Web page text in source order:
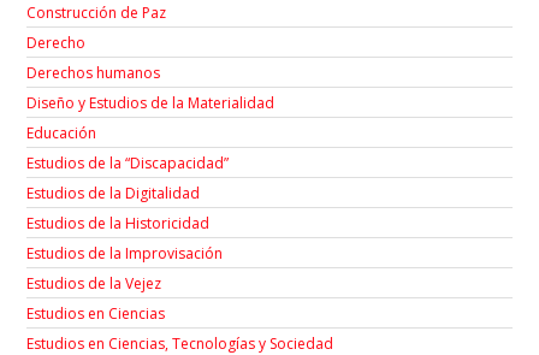
Construcción de Paz
Derecho
Derechos humanos
Diseño y Estudios de la Materialidad
Educación
Estudios de la “Discapacidad”
Estudios de la Digitalidad
Estudios de la Historicidad
Estudios de la Improvisación
Estudios de la Vejez
Estudios en Ciencias
Estudios en Ciencias, Tecnologías y Sociedad